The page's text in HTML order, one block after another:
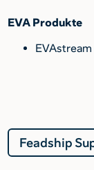
EVA Produkte
EVAstream
Feadship